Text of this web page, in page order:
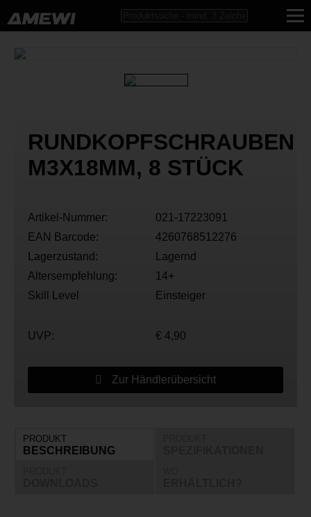
RUNDKOPFSCHRAUBEN
M3X18MM, 8 STÜCK
Artikel-Nummer:
021-17223091
EAN Barcode:
4260768512276
Lagerzustand:
Lagernd
Altersempfehlung:
14+
Skill Level
Einsteiger
UVP: € 4,90
Zur Händlerübersicht
PRODUKT
BESCHREIBUNG